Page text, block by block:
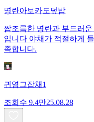
명란아보카도덮밥
짭조름한 명란과 부드러
입니다 야채가 적절하게
족합니다.
귀염그잡채1
조회수 9.4만25.08.28